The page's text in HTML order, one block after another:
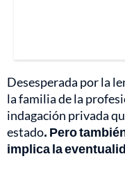
Desesperada por la
la familia de la
indagación privada
estado. Pero
implica la